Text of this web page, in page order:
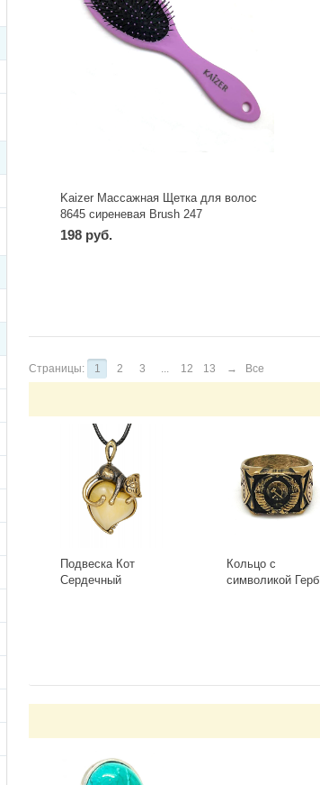
Kaizer Массажная Щетка для волос
8645 сиреневая Brush 247
198 руб.
Страницы: 1 2 3 ... 12 13 → Все
Подвеска Кот
Сердечный
Кольцо с
символикой Герб